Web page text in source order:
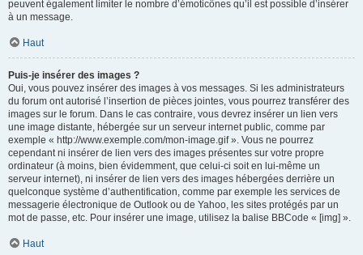
peuvent également limiter le nombre d’émoticônes qu’il est possible d’insérer
à un message.
Haut
Puis-je insérer des images ?
Oui, vous pouvez insérer des images à vos messages. Si les administrateurs
du forum ont autorisé l’insertion de pièces jointes, vous pourrez transférer des
images sur le forum. Dans le cas contraire, vous devrez insérer un lien vers
une image distante, hébergée sur un serveur internet public, comme par
exemple « http://www.exemple.com/mon-image.gif ». Vous ne pourrez
cependant ni insérer de lien vers des images présentes sur votre propre
ordinateur (à moins, bien évidemment, que celui-ci soit en lui-même un
serveur internet), ni insérer de lien vers des images hébergées derrière un
quelconque système d’authentification, comme par exemple les services de
messagerie électronique de Outlook ou de Yahoo, les sites protégés par un
mot de passe, etc. Pour insérer une image, utilisez la balise BBCode « [img] ».
Haut